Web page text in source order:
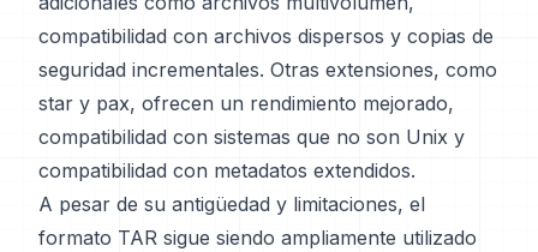
compatibilidad con archivos dispersos y copias de
seguridad incrementales. Otras extensiones, como
star y pax, ofrecen un rendimiento mejorado,
compatibilidad con sistemas que no son Unix y
compatibilidad con metadatos extendidos.
A pesar de su antigüedad y limitaciones, el
formato TAR sigue siendo ampliamente utilizado